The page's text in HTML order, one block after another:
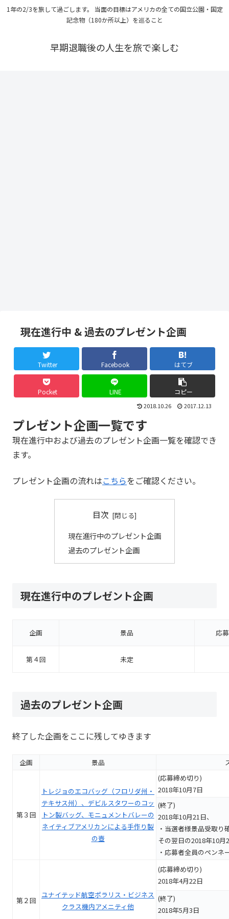
1年の2/3を旅して過ごします。 当面の目標はアメリカの全ての国立公園・国定
記念物（180か所以上）を巡ること
早期退職後の人生を旅で楽しむ
現在進行中 & 過去のプレゼント企画
Twitter Facebook はてブ
Pocket LINE コピー
2018.10.26 2017.12.13
プレゼント企画一覧です
現在進行中および過去のプレゼント企画一覧を確認でき
ます。
プレゼント企画の流れはこちらをご確認ください。
目次
現在進行中のプレゼント企画
過去のプレゼント企画
現在進行中のプレゼント企画
企画 景品 応
第４回 未定
過去のプレゼント企画
終了した企画をここに残してゆきます
企画 景品
第３回
トレジョのエコバッグ（フロリダ州・
テキサス州）、デビルスタワーのコッ
トン製バッグ、モニュメントバレーの
ネイティブアメリカンによる手作り製
の壺
(応募締め切り)
2018年10月7日
(終了)
2018年10月21日、
・当選者様景品受取り
その翌日の2018年10月
・応募者全員のペンネ
第２回
ユナイテッド航空ポラリス・ビジネス
クラス機内アメニティ他
(応募締め切り)
2018年4月22日
(終了)
2018年5月3日